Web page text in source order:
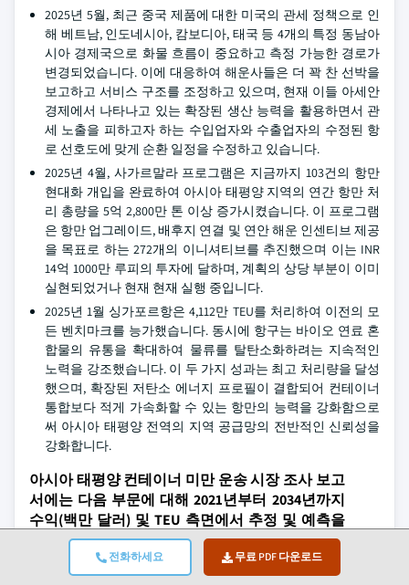
전화하세요 무료 PDF 다운로드
2025년 5월, 최근 중국 제품에 대한 미국의 관세 정책으로 인
해 베트남, 인도네시아, 캄보디아, 태국 등 4개의 특정 동남아
시아 경제국으로 화물 흐름이 중요하고 측정 가능한 경로가
변경되었습니다. 이에 대응하여 해운사들은 더 꽉 찬 선박을
보고하고 서비스 구조를 조정하고 있으며, 현재 이들 아세안
경제에서 나타나고 있는 확장된 생산 능력을 활용하면서 관
세 노출을 피하고자 하는 수입업자와 수출업자의 수정된 항
로 선호도에 맞게 순환 일정을 수정하고 있습니다.
2025년 4월, 사가르말라 프로그램은 지금까지 103건의 항만
현대화 개입을 완료하여 아시아 태평양 지역의 연간 항만 처
리 총량을 5억 2,800만 톤 이상 증가시켰습니다. 이 프로그램
은 항만 업그레이드, 배후지 연결 및 연안 해운 인센티브 제공
을 목표로 하는 272개의 이니셔티브를 추진했으며 이는 INR
14억 1000만 루피의 투자에 달하며, 계획의 상당 부분이 이미
실현되었거나 현재 현재 실행 중입니다.
2025년 1월 싱가포르항은 4,112만 TEU를 처리하여 이전의 모
든 벤치마크를 능가했습니다. 동시에 항구는 바이오 연료 혼
합물의 유통을 확대하여 물류를 탈탄소화하려는 지속적인
노력을 강조했습니다. 이 두 가지 성과는 최고 처리량을 달성
했으며, 확장된 저탄소 에너지 프로필이 결합되어 컨테이너
통합보다 적게 가속화할 수 있는 항만의 능력을 강화함으로
써 아시아 태평양 전역의 지역 공급망의 전반적인 신뢰성을
강화합니다.
아시아 태평양 컨테이너 미만 운송 시장 조사 보고
서에는 다음 부문에 대해 2021년부터 2034년까지
수익(백만 달러) 및 TEU 측면에서 추정 및 예측을
통해 업계에 대한 심층적인 내용이 포함되어 있습